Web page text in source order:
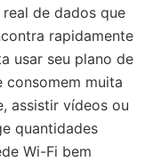
de dados que
rapidamente
usar seu plano de
consomem muita
assistir vídeos ou
quantidades
Wi-Fi bem